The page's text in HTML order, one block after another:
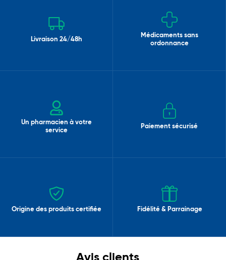
Livraison 24/48h
Médicaments sans
ordonnance
Un pharmacien à votre
service
Paiement sécurisé
Origine des produits certifiée Fidélité & Parrainage